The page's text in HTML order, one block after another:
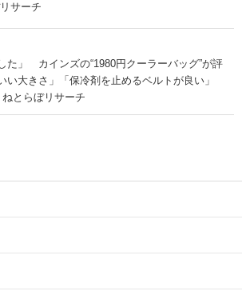
サーチ
た」 カインズの“1980円クーラーバッグ”が評
大きさ」「保冷剤を止めるベルトが良い」
ねとらぼリサーチ